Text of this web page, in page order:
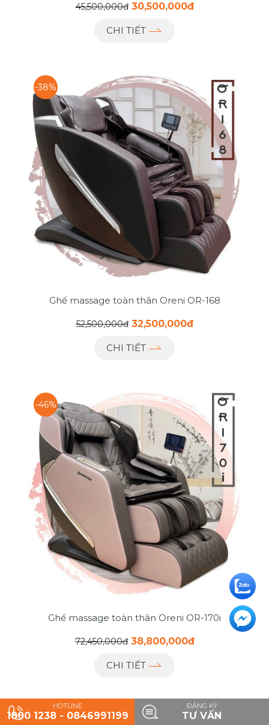
45,500,000đ 30,500,000đ
CHI TIẾT
-38%
Ghế massage toàn thân Oreni OR-168
52,500,000đ 32,500,000đ
CHI TIẾT
-46%
Ghế massage toàn thân Oreni OR-170i
72,450,000đ 38,800,000đ
CHI TIẾT
-30%
HOTLINE
1800 1238 - 0846991199
ĐĂNG KÝ
TƯ VẤN